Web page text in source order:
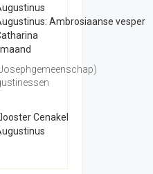
Ambrosiaanse vesper
Cenakel